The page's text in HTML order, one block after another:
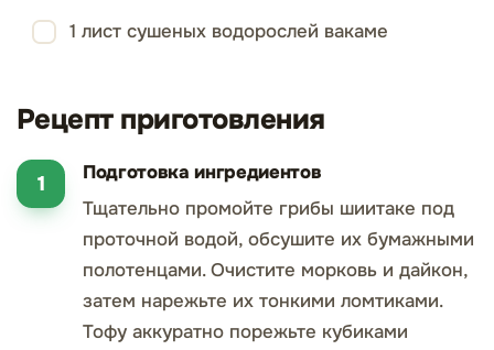
1 лист сушеных водорослей вакаме
Рецепт приготовления
Подготовка ингредиентов
Тщательно промойте грибы шиитаке под
проточной водой, обсушите их бумажными
полотенцами. Очистите морковь и дайкон,
затем нарежьте их тонкими ломтиками.
Тофу аккуратно порежьте кубиками